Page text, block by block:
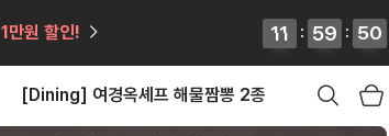
1만원 할인! 11
12
11
12 : 59
59
59
59 : 48
49
48
49
[Dining] 여경옥셰프 해물짬뽕 2종